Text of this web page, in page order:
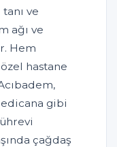
tanı ve
ağı ve
Hem
hastane
gibi
çağdaş